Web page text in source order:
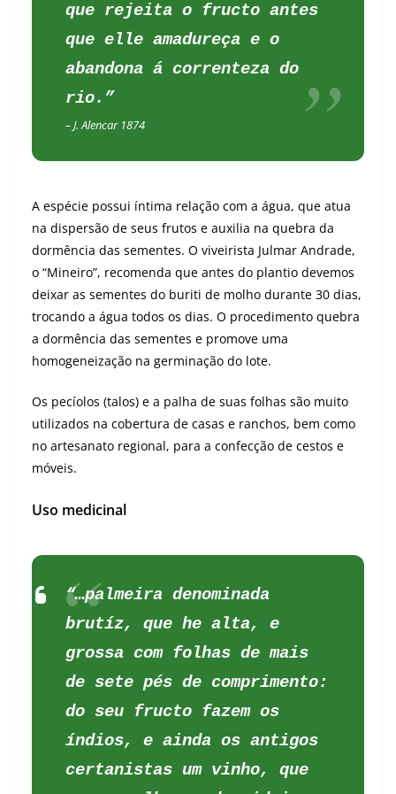
que rejeita o fructo antes
que elle amadureça e o
abandona á correnteza do
rio.”
– J. Alencar 1874
A espécie possui íntima relação com a água, que atua
na dispersão de seus frutos e auxilia na quebra da
dormência das sementes. O viveirista Julmar Andrade,
o “Mineiro”, recomenda que antes do plantio devemos
deixar as sementes do buriti de molho durante 30 dias,
trocando a água todos os dias. O procedimento quebra
a dormência das sementes e promove uma
homogeneização na germinação do lote.
Os pecíolos (talos) e a palha de suas folhas são muito
utilizados na cobertura de casas e ranchos, bem como
no artesanato regional, para a confecção de cestos e
móveis.
Uso medicinal
“…palmeira denominada
brutíz, que he alta, e
grossa com folhas de mais
de sete pés de comprimento:
do seu fructo fazem os
índios, e ainda os antigos
certanistas um vinho, que